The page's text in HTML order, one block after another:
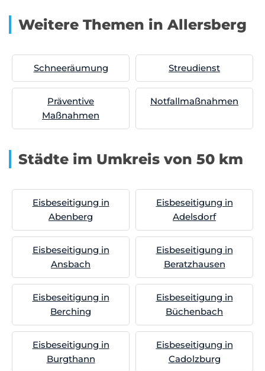
Weitere Themen in Allersberg
Schneeräumung Streudienst
Präventive
Maßnahmen
Notfallmaßnahmen
Städte im Umkreis von 50 km
Eisbeseitigung in
Abenberg
Eisbeseitigung in
Adelsdorf
Eisbeseitigung in
Ansbach
Eisbeseitigung in
Beratzhausen
Eisbeseitigung in
Berching
Eisbeseitigung in
Büchenbach
Eisbeseitigung in
Burgthann
Eisbeseitigung in
Cadolzburg